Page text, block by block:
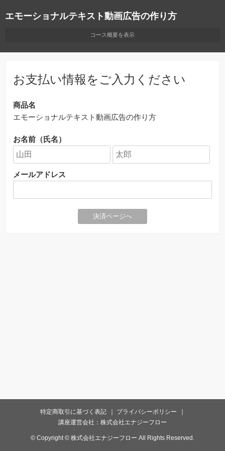
エモーショナルテキスト動画広告の作り方
エモーショナルテキスト動画広告の作り方動画講座へようこそ！
本講座が始まる前に、まずはセクション０の『はじめに』をご覧くださ
コース概要を表示
お支払い情報をご入力ください
商品名
エモーショナルテキスト動画広告の作り方
お名前（氏名）
メールアドレス
特定商取引に基づく表記
プライバシーポリシー
講座運営会社：株式会社エナジーフロー
© Copyright © 株式会社エナジーフロー All Rights Reserved.